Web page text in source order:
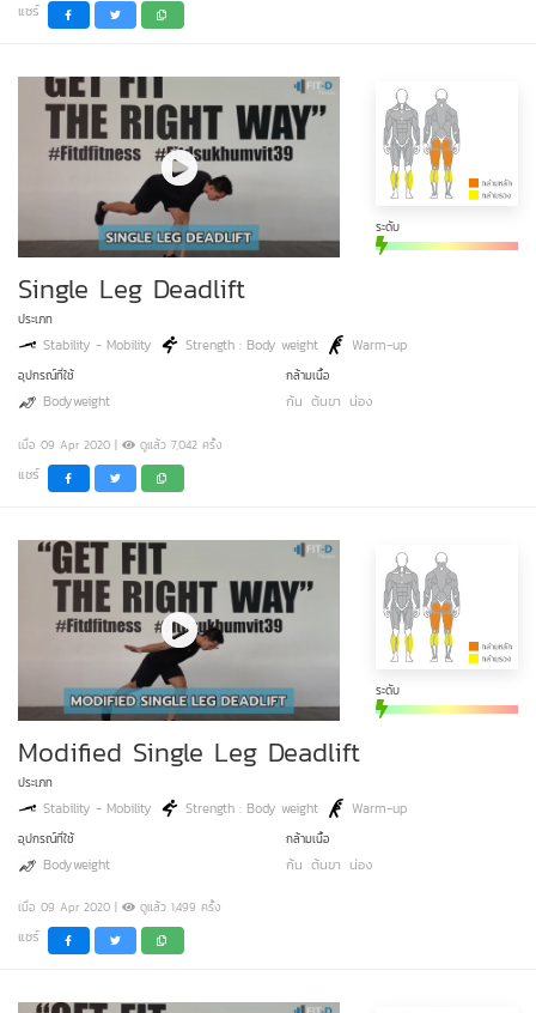
แชร์
ระดับ
Single Leg Deadlift
ประเภท
Stability - Mobility Strength : Body weight Warm-up
อุปกรณ์ที่ใช้
Bodyweight
กล้ามเนื้อ
ก้น ต้นขา น่อง
เมื่อ 09 Apr 2020 | ดูแล้ว 7,042 ครั้ง
แชร์
ระดับ
Modified Single Leg Deadlift
ประเภท
Stability - Mobility Strength : Body weight Warm-up
อุปกรณ์ที่ใช้
Bodyweight
กล้ามเนื้อ
ก้น ต้นขา น่อง
เมื่อ 09 Apr 2020 | ดูแล้ว 1,499 ครั้ง
แชร์